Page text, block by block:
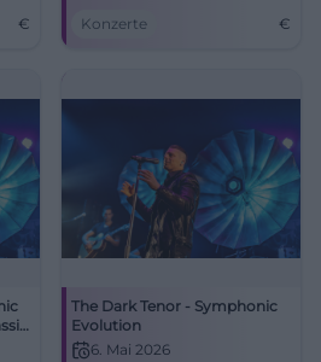
€
Konzerte
€
The Dark Tenor - Symphonic
Evolution
6. Mai 2026